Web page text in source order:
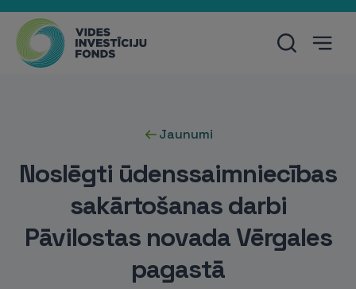
Jaunumi
Noslēgti ūdenssaimniecības
sakārtošanas darbi
Pāvilostas novada Vērgales
pagastā